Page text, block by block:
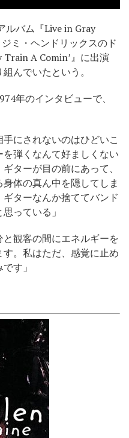
ルバム『Live in Gray
ミ・ヘンドリックスのド
A Comin’』に出演
んでいたという。
年のインタビューで、
手にされないのはひどいこ
弾くなんて好ましくない
ターが目の前にあって、
体の真ん中を隠してしま
ターなんか捨ててバンド
っている」
と観客の間にエネルギーを
。私はただ、感覚に止め
す」